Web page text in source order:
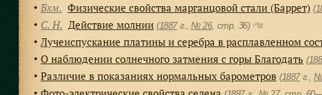
● Бхм. Физические свойства марганцовой стали (Баррет) (
● С. Н. Действие молнии (1887г.,№ 26, cтр. 36)
● Лучеиспускание платины и серебра в расплавленном
● О наблюдении солнечного затмения с горы Благодать (
● Различие в показаниях нормальных барометров (1887г.,№
●